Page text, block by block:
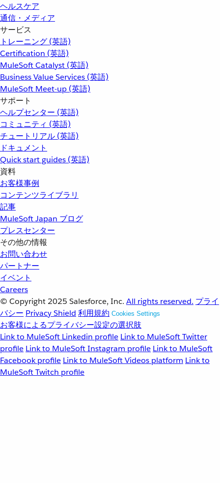
ヘルスケア
通信・メディア
サービス
トレーニング (英語)
Certification (英語)
MuleSoft Catalyst (英語)
Business Value Services (英語)
MuleSoft Meet-up (英語)
サポート
ヘルプセンター (英語)
コミュニティ (英語)
チュートリアル (英語)
ドキュメント
Quick start guides (英語)
資料
お客様事例
コンテンツライブラリ
記事
MuleSoft Japan ブログ
プレスセンター
その他の情報
お問い合わせ
パートナー
イベント
Careers
© Copyright 2025 Salesforce, Inc. All rights reserved. プライ
バシー Privacy Shield 利用規約 Cookies Settings
お客様によるプライバシー設定の選択肢
Link to MuleSoft Linkedin profile Link to MuleSoft Twitter
profile Link to MuleSoft Instagram profile Link to MuleSoft
Facebook profile Link to MuleSoft Videos platform Link to
MuleSoft Twitch profile